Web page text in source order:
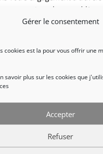
Gérer le consentement
cookies est la pour vous offrir une
savoir plus sur les cookies que
Accepter
Refuser
sportives de nos athlètes
site internet et nos réseaux
et opérations de
également de notre
avant :
de nos sportifs
forts de l’association